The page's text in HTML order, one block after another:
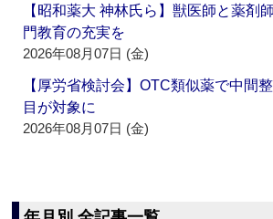
【昭和薬大 神林氏ら】獣医師と薬剤
門教育の充実を
2026年08月07日 (金)
【厚労省検討会】OTC類似薬で中間
目が対象に
2026年08月07日 (金)